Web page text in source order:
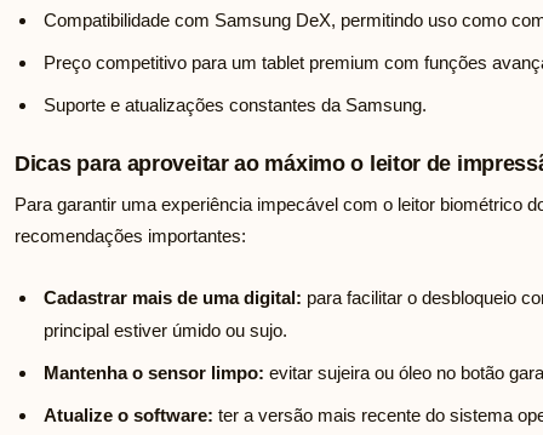
Compatibilidade com Samsung DeX, permitindo uso como
Preço competitivo para um tablet premium com funções
Suporte e atualizações constantes da Samsung.
Dicas para aproveitar ao máximo o leitor de
Para garantir uma experiência impecável com o leitor biométrico
recomendações importantes:
Cadastrar mais de uma digital: para facilitar o desbloqueio
principal estiver úmido ou sujo.
Mantenha o sensor limpo: evitar sujeira ou óleo no botão
Atualize o software: ter a versão mais recente do sistema